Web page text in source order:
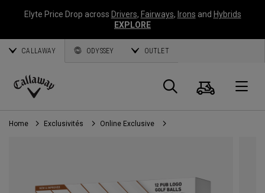
Elyte Price Drop across Drivers, Fairways, Irons and Hybrids
EXPLORE
CALLAWAY ODYSSEY OUTLET
Callaway
Golf
Panier
Home Exclusivités Online Exclusive